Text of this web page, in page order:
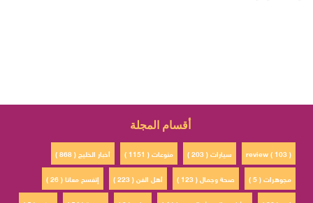
أقسام المجلة
أخبار الخليج ( 868 ) منوعات ( 1151 ) سيارات ( 203 )
review ( 103 )
إتفسح معانا ( 26 )
أهل الفن ( 223 ) صحة وجمال ( 123 )
مجوهرات ( 5 )